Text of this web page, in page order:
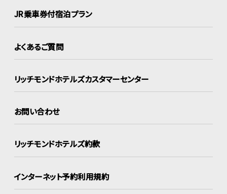
JR乗車券付宿泊プラン
よくあるご質問
リッチモンドホテルズカスタマーセンター
お問い合わせ
リッチモンドホテルズ約款
インターネット予約利用規約